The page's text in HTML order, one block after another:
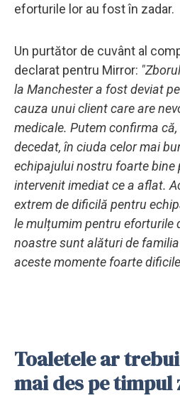
eforturile lor au fost în zadar.
Un purtător de cuvânt al
declarat pentru Mirror:
la Manchester a fost deviat
cauza unui client care are
medicale. Putem confirma
decedat, în ciuda celor mai
echipajului nostru foarte bine
intervenit imediat ce a aflat.
extrem de dificilă pentru
le mulțumim pentru eforturile
noastre sunt alături de
aceste momente foarte
Toaletele ar
mai des pe